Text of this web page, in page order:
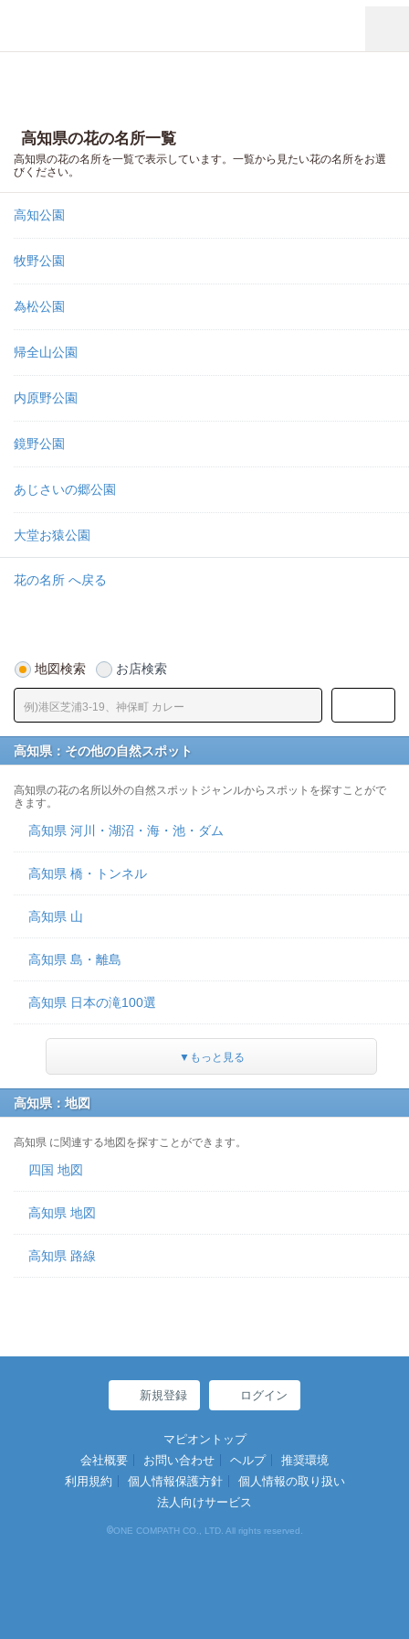
高知県の花の名所一覧
高知県の花の名所を一覧で表示しています。一覧から見たい花の名所をお選
びください。
高知公園
牧野公園
為松公園
帰全山公園
内原野公園
鏡野公園
あじさいの郷公園
大堂お猿公園
花の名所 へ戻る
地図検索 お店検索
高知県：その他の自然スポット
高知県の花の名所以外の自然スポットジャンルからスポットを探すことがで
きます。
高知県 河川・湖沼・海・池・ダム
高知県 橋・トンネル
高知県 山
高知県 島・離島
高知県 日本の滝100選
▼もっと見る
高知県：地図
高知県 に関連する地図を探すことができます。
四国 地図
高知県 地図
高知県 路線
新規登録 ログイン
マピオントップ
会社概要
お問い合わせ ヘルプ
推奨環境
利用規約
個人情報保護方針
個人情報の取り扱い
法人向けサービス
©ONE COMPATH CO., LTD. All rights reserved.